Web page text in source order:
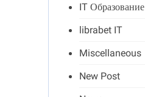
IT Образование
librabet IT
Miscellaneous
New Post